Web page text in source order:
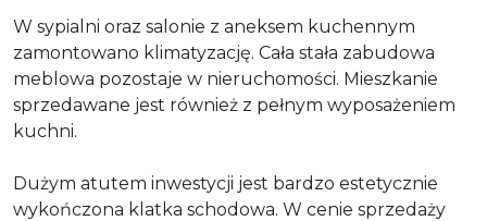
W sypialni oraz salonie z aneksem kuchennym
zamontowano klimatyzację. Cała stała zabudowa
meblowa pozostaje w nieruchomości. Mieszkanie
sprzedawane jest również z pełnym wyposażeniem
kuchni.
Dużym atutem inwestycji jest bardzo estetycznie
wykończona klatka schodowa. W cenie sprzedaży